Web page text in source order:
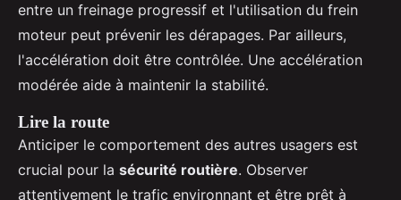
entre un freinage progressif et l'utilisation du frein
moteur peut prévenir les dérapages. Par ailleurs,
l'accélération doit être contrôlée. Une accélération
modérée aide à maintenir la stabilité.
Lire la route
Anticiper le comportement des autres usagers est
crucial pour la sécurité routière. Observer
attentivement le trafic environnant et être prêt à